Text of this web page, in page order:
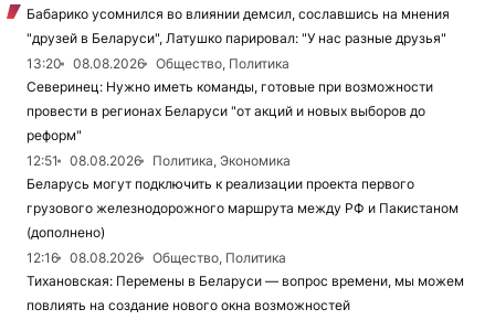
Бабарико усомнился во влиянии демсил, сославшись на мнения
"друзей в Беларуси", Латушко парировал: "У нас разные друзья"
13:20
08.08.2026
Общество, Политика
Северинец: Нужно иметь команды, готовые при возможности
провести в регионах Беларуси "от акций и новых выборов до
реформ"
12:51
08.08.2026
Политика, Экономика
Беларусь могут подключить к реализации проекта первого
грузового железнодорожного маршрута между РФ и Пакистаном
(дополнено)
12:16
08.08.2026
Общество, Политика
Тихановская: Перемены в Беларуси — вопрос времени, мы можем
повлиять на создание нового окна возможностей